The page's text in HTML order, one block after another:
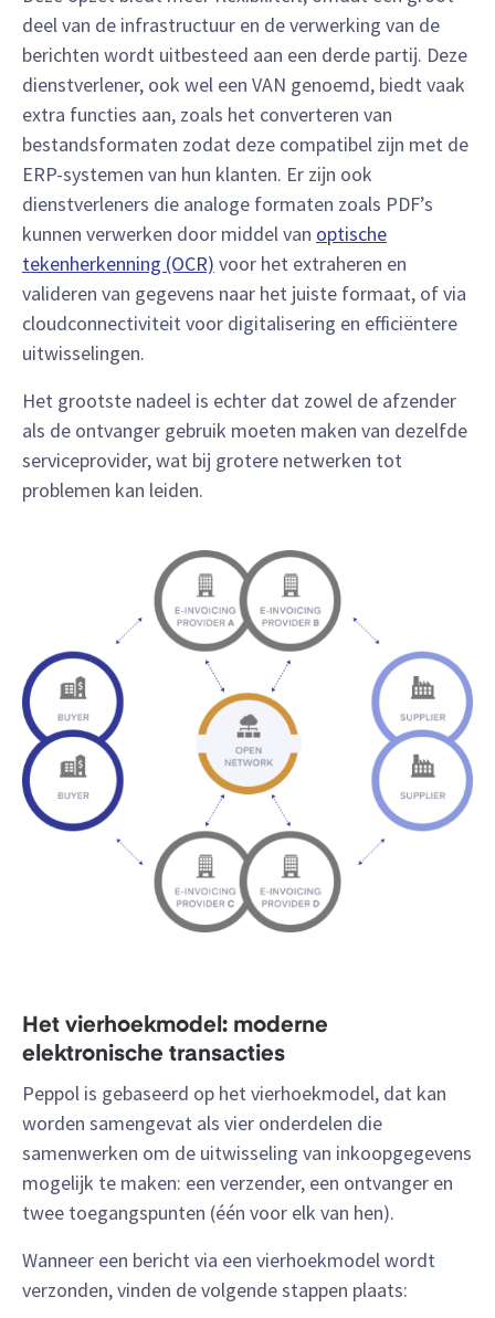
deel van de infrastructuur en de verwerking van de
berichten wordt uitbesteed aan een derde partij. Deze
dienstverlener, ook wel een VAN genoemd, biedt vaak
extra functies aan, zoals het converteren van
bestandsformaten zodat deze compatibel zijn met de
ERP-systemen van hun klanten. Er zijn ook
dienstverleners die analoge formaten zoals PDF’s
kunnen verwerken door middel van optische
tekenherkenning (OCR) voor het extraheren en
valideren van gegevens naar het juiste formaat, of via
cloudconnectiviteit voor digitalisering en efficiëntere
uitwisselingen.
Het grootste nadeel is echter dat zowel de afzender
als de ontvanger gebruik moeten maken van dezelfde
serviceprovider, wat bij grotere netwerken tot
problemen kan leiden.
Het vierhoekmodel: moderne
elektronische transacties
Peppol is gebaseerd op het vierhoekmodel, dat kan
worden samengevat als vier onderdelen die
samenwerken om de uitwisseling van inkoopgegevens
mogelijk te maken: een verzender, een ontvanger en
twee toegangspunten (één voor elk van hen).
Wanneer een bericht via een vierhoekmodel wordt
verzonden, vinden de volgende stappen plaats: